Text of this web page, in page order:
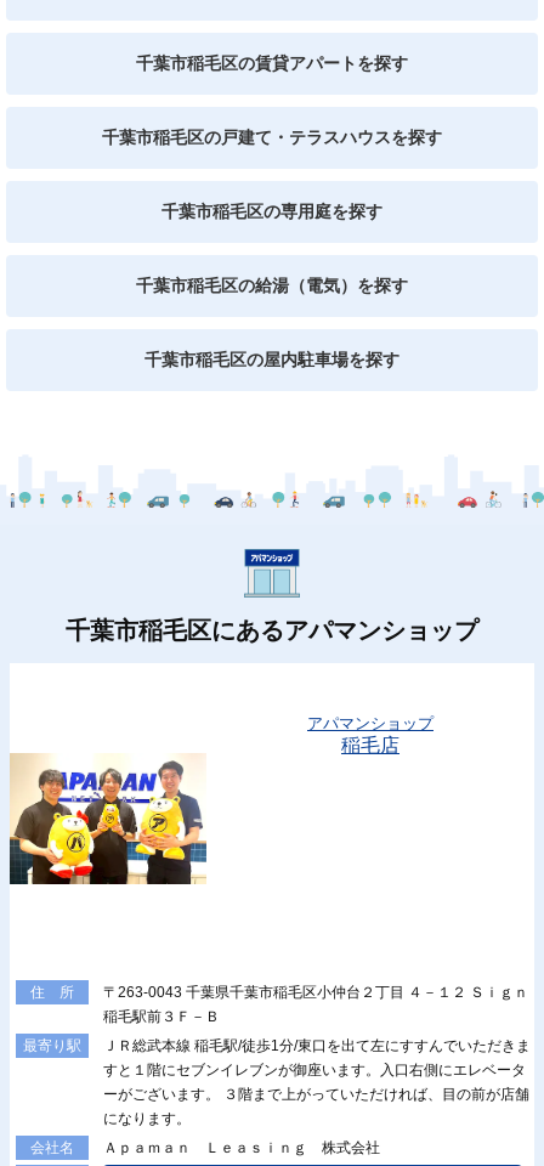
千葉市稲毛区の賃貸アパートを探す
千葉市稲毛区の戸建て・テラスハウスを探す
千葉市稲毛区の専用庭を探す
千葉市稲毛区の給湯（電気）を探す
千葉市稲毛区の屋内駐車場を探す
千葉市稲毛区にあるアパマンショップ
アパマンショップ
稲毛店
住 所
〒263-0043 千葉県千葉市稲毛区小仲台２丁目 ４－１２ Ｓｉｇｎ
稲毛駅前３Ｆ－Ｂ
最寄り駅
ＪＲ総武本線 稲毛駅/徒歩1分/東口を出て左にすすんでいただきま
すと１階にセブンイレブンが御座います。入口右側にエレベータ
ーがございます。 ３階まで上がっていただければ、目の前が店舗
になります。
会社名
Ａｐａｍａｎ Ｌｅａｓｉｎｇ 株式会社